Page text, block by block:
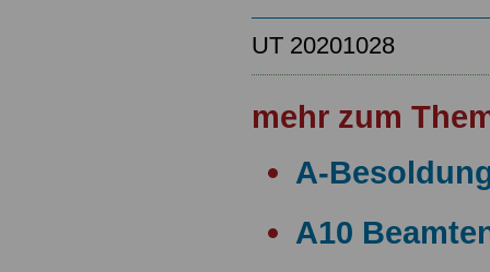
UT 20201028
mehr zum
A-
A10